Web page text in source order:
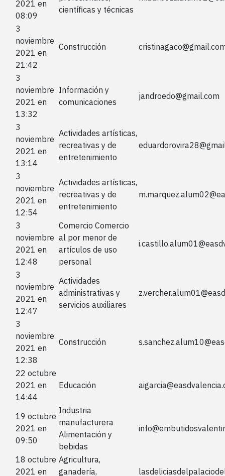
2021 en
08:09
científicas y técnicas
3
noviembre
2021 en
21:42
Construcción
3
noviembre
2021 en
13:32
Información y
comunicaciones
jandroedo@gmail.com
3
noviembre
2021 en
13:14
Actividades artísticas,
recreativas y de
entretenimiento
3
noviembre
2021 en
12:54
Actividades artísticas,
recreativas y de
entretenimiento
3
noviembre
2021 en
12:48
Comercio Comercio
al por menor de
artículos de uso
personal
3
noviembre
2021 en
12:47
Actividades
administrativas y
servicios auxiliares
3
noviembre
2021 en
12:38
Construcción
22 octubre
2021 en
14:44
Educación
19 octubre
2021 en
09:50
Industria
manufacturera
Alimentación y
bebidas
18 octubre
2021 en
Agricultura,
ganadería,